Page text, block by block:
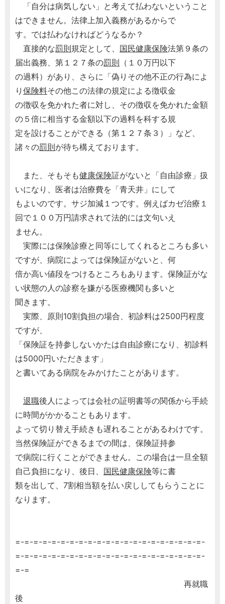
「自分は病気しない」と考えて払わないということ
はできません。法律上加入義務があるからで
す。では払わなければどうなるか？
直接的な罰則規定として、 国民健康保険法第９条の
届出義務、第１２７条の罰則 （１０万円以下
の過料）があり、さらに「偽りその他不正の行為によ
り 保険料その他この法律の規定による徴収金
の徴収を免かれた者に対し、その徴収を免かれた金額
の５倍に相当する金額以下の過料を科する規
定を設けることができる（第１２７条３）」など、
諸々の罰則が待ち構えております。
また、そもそも健康保険証がないと「自由診療」扱
いになり、医者は治療費を「青天井」にして
もよいのです。サジ加減１つです。例えばカゼ治療１
回で１００万円請求されて法的には文句いえ
ません。
実際には保険診療と同等にしてくれるところも多い
ですが、病院によっては保険証がないと、何
倍か高い値段をつけるところもあります。保険証がな
い状態の人の診察を嫌がる医療機関も多いと
聞きます。
実際、原則10割負担の場合、初診料は2500円程度
ですが、
「保険証を持参しないかたは自由診療になり、初診料
は5000円いただきます」
と書いてある病院をみかけたことがあります。
退職後人によっては会社の証明書等の関係から手続
に時間がかかることもあります。
よって切り替え手続きも遅れることがあるわけです。
当然保険証ができるまでの間は、保険証持参
で病院に行くことができません。この場合は一旦全額
自己負担になり、後日、 国民健康保険等に書
類を出して、7割相当額を払い戻ししてもらうことに
なります。
=-=-=-=-=-=-=-=-=-=-=-=-=-=-=-=-=-=-=-=-=-
=-=-=-=-=-=-=-=-=-=-=-=-=-=-=-=-=-=-=-=-=-
=-=
再就職
後